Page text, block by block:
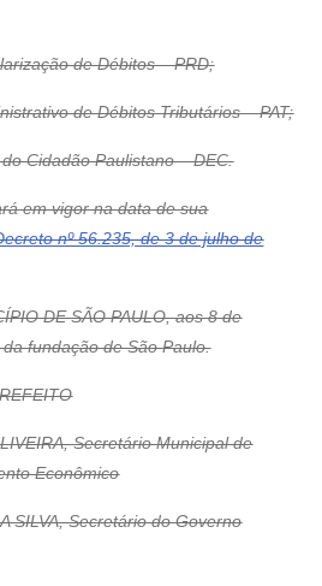
de Débitos – PRD;
de Débitos Tributários – PAT;
Cidadão Paulistano – DEC.
em vigor na data de sua
nº 56.235, de 3 de julho de
DE SÃO PAULO, aos 8 de
fundação de São Paulo.
Secretário Municipal de
Econômico
SILVA, Secretário do Governo